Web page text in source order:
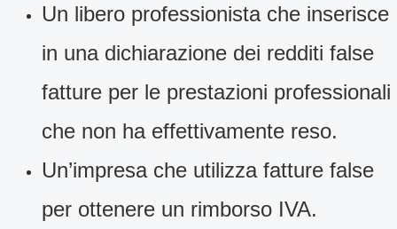
Un libero professionista che inserisce
in una dichiarazione dei redditi false
fatture per le prestazioni professionali
che non ha effettivamente reso.
Un’impresa che utilizza fatture false
per ottenere un rimborso IVA.